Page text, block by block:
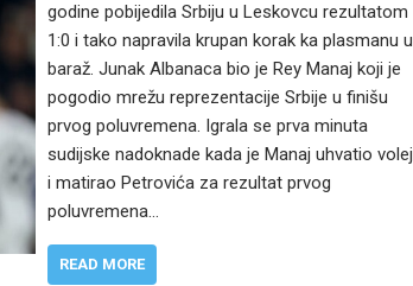
godine pobijedila Srbiju u Leskovcu rezultatom
1:0 i tako napravila krupan korak ka plasmanu u
baraž. Junak Albanaca bio je Rey Manaj koji je
pogodio mrežu reprezentacije Srbije u finišu
prvog poluvremena. Igrala se prva minuta
sudijske nadoknade kada je Manaj uhvatio volej
i matirao Petrovića za rezultat prvog
poluvremena…
READ MORE